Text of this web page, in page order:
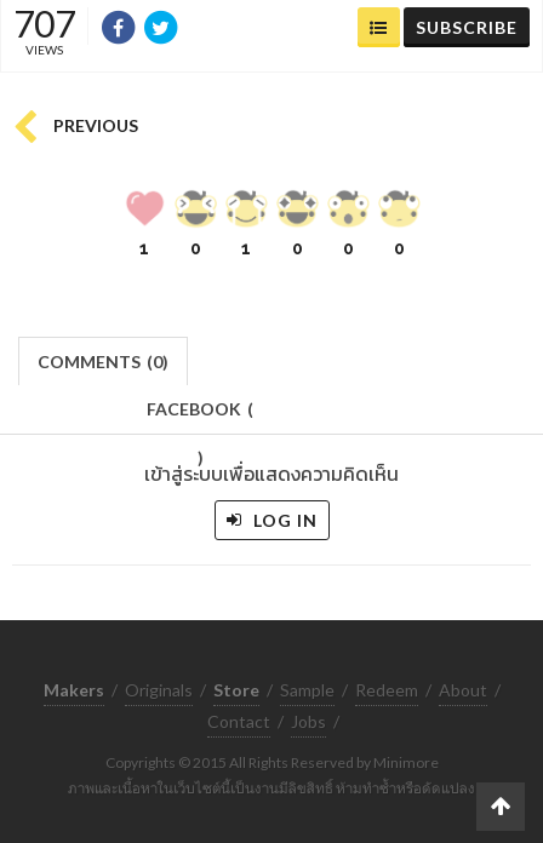
707
VIEWS
SUBSCRIBE
PREVIOUS
1 0 1 0 0 0
COMMENTS (0)
FACEBOOK (
)
เข้าสู่ระบบเพื่อแสดงความคิดเห็น
LOG IN
Makers / Originals / Store / Sample / Redeem / About /
Contact / Jobs /
Copyrights © 2015 All Rights Reserved by Minimore
ภาพและเนื้อหาในเว็บไซต์นี้เป็นงานมีลิขสิทธิ์ ห้ามทำซ้ำหรือดัดแปลง